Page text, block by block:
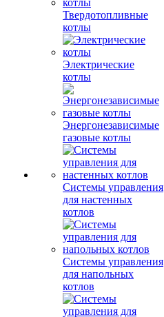
Твердотопливные
котлы
Электрические
котлы
Энергонезависимые
газовые котлы
Системы управления
для настенных
котлов
Системы управления
для напольных
котлов